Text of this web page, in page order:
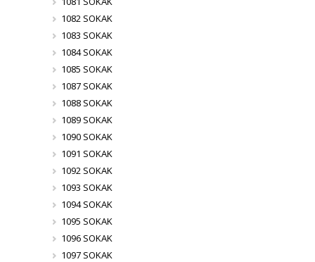
1082 SOKAK
1083 SOKAK
1084 SOKAK
1085 SOKAK
1087 SOKAK
1088 SOKAK
1089 SOKAK
1090 SOKAK
1091 SOKAK
1092 SOKAK
1093 SOKAK
1094 SOKAK
1095 SOKAK
1096 SOKAK
1097 SOKAK